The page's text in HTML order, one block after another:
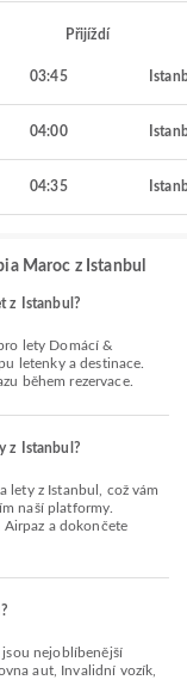
Přijíždí
03:45
04:00
04:35
Maroc z Istanbul
z Istanbul?
letenky a destinace.
během rezervace.
z Istanbul?
naší platformy.
a dokončete
jsou nejoblíbenější
aut, Invalidní vozík,